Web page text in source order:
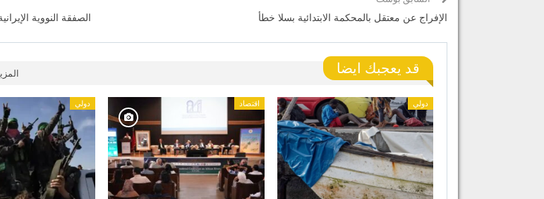
الإفراج عن معتقل بالمحكمة الابتدائية بسلا خطأ
الصفقة النووية
قد يعجبك ايضا
دولي اقتصاد دولي